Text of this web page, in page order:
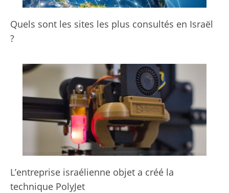
Quels sont les sites les plus consultés en Israël
?
L’entreprise israélienne objet a créé la
technique PolyJet